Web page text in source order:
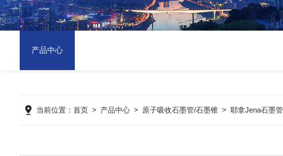
产品中心
当前位置：首页 > 产品中心 > 原子吸收石墨管/石墨锥 >耶拿Jena石墨管